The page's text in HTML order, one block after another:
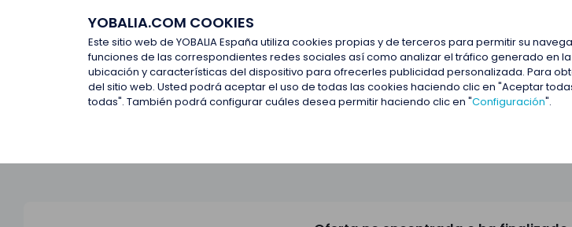
YOBALIA.COM COOKIES
Este sitio web de YOBALIA España utiliza cookies propias y de terceros para permitir su
funciones de las correspondientes redes sociales así como analizar el tráfico generado en
ubicación y características del dispositivo para ofrecerles publicidad personalizada. Para
del sitio web. Usted podrá aceptar el uso de todas las cookies haciendo clic en "Aceptar
todas". También podrá configurar cuáles desea permitir haciendo clic en "Configuración".
Últimas ofertas
Últimas ofertas